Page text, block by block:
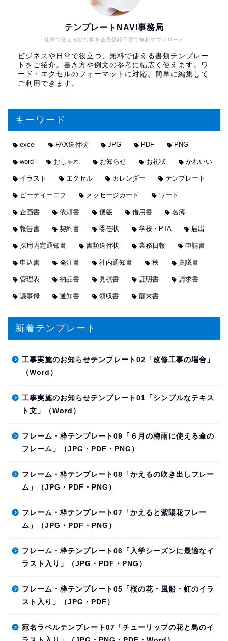
仕事で使えるひな形を会員登録不要で無料ダウンロード
テンプレートNAVI事務局
ビジネスや日常で役立つ、無料で使える書類テンプレー
トをご紹介。書き方や例文の参考に幅広く使えます。ワ
ード・エクセルのフォーマットに対応。簡単に編集して
ご利用できます。
キーワード
excel FAX送付状 JPG PDF PNG
word おしゃれ お知らせ お礼状 かわいい
イラスト エクセル カレンダー テンプレート
ピーディーエフ メッセージカード ワード
企画書 依頼書 便箋 借用書 名簿
報告書 契約書 委任状 学校・PTA 届出
採用内定通知書 書類送付状 業務日報 申請書
申込書 発注書 社内通知書 秋 稟議書
管理表 納品書 見積書 証明書 請求書
議事録 通知書 領収書 顛末書
新着テンプレート
工事実施のお知らせテンプレート02「改修工事の場合」
（Word）
工事実施のお知らせテンプレート01「シンプルなテキス
ト文」（Word）
フレーム・枠テンプレート09「６月の梅雨に使える傘の
フレーム」（JPG・PDF・PNG）
フレーム・枠テンプレート08「かえるの吹き出しフレー
ム」（JPG・PDF・PNG）
フレーム・枠テンプレート07「かえると紫陽花フレー
ム」（JPG・PDF・PNG）
フレーム・枠テンプレート06「入学シーズンに最適なイ
ラスト入り」（JPG・PDF・PNG）
フレーム・枠テンプレート05「桜の花・風船・虹のイラ
スト入り」（JPG・PDF）
宛名ラベルテンプレート07「チューリップの花と鳥のイ